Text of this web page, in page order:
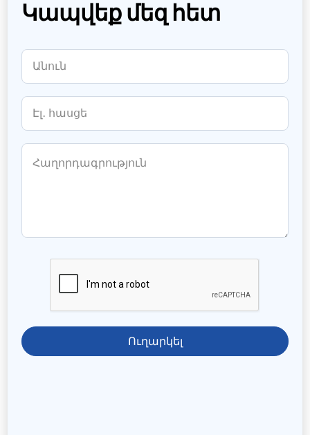
Կապվեք մեզ հետ
Ուղարկել